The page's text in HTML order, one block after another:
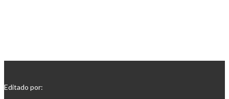
Editado por: